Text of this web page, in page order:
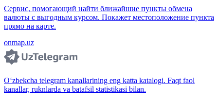
Сервис, помогающий найти ближайшие пункты обмена
валюты с выгодным курсом. Покажет местоположение пункта
прямо на карте.
onmap.uz
O‘zbekcha telegram kanallarining eng katta katalogi. Faqt faol
kanallar, ruknlarda va batafsil statistikasi bilan.